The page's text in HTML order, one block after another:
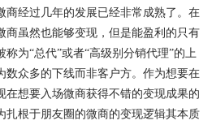
商经过几年的发展已经非常成熟了。在
商虽然也能够变现，但是能盈利的只有
为“总代”或者“高级别分销代理”的上
数众多的下线而非客户方。作为想要在
在想要入场微商获得不错的变现成果的
扎根于朋友圈的微商的变现逻辑其本质